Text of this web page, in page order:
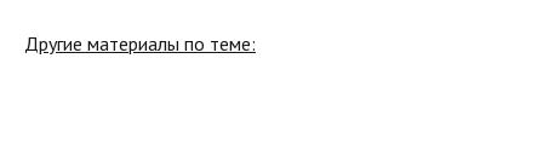
Другие материалы по теме: